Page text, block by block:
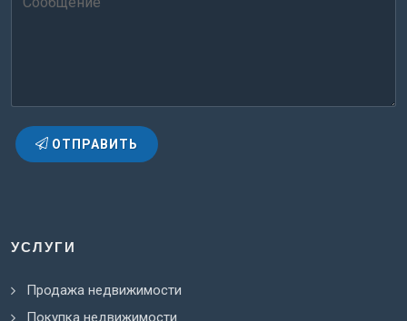
УСЛУГИ
Продажа недвижимости
Покупка недвижимости
ОТПРАВИТЬ